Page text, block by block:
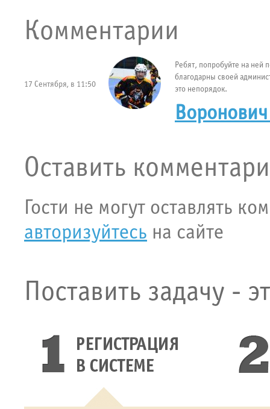
Комментарии
17 Сентября, в 11:50
Ребят, попробуйте на ней
благодарны своей
это непорядок.
Оставить
Гости не могут оставлять
авторизуйтесь на сайте
Поставить задачу -